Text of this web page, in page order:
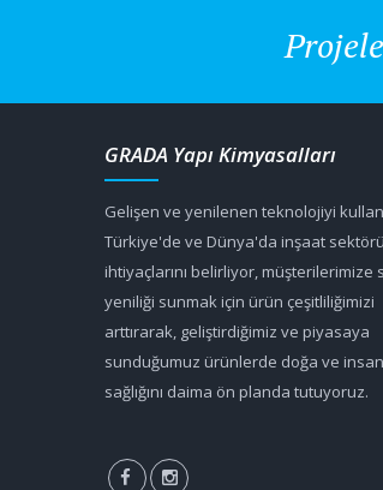
GRADA Yapı Kimyasalları
Gelişen ve yenilenen teknolojiyi
Türkiye'de ve Dünya'da inşaat
ihtiyaçlarını belirliyor, müşterilerimize
yeniliği sunmak için ürün çeşitliliğimizi
arttırarak, geliştirdiğimiz ve piyasaya
sunduğumuz ürünlerde doğa ve insan
sağlığını daima ön planda tutuyoruz.